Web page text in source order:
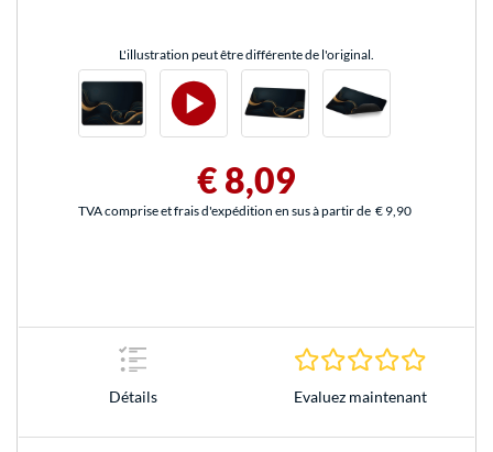
L'illustration peut être différente de l'original.
€ 8,09
TVA comprise et frais d'expédition en sus à partir de € 9,90
Détails Evaluez maintenant